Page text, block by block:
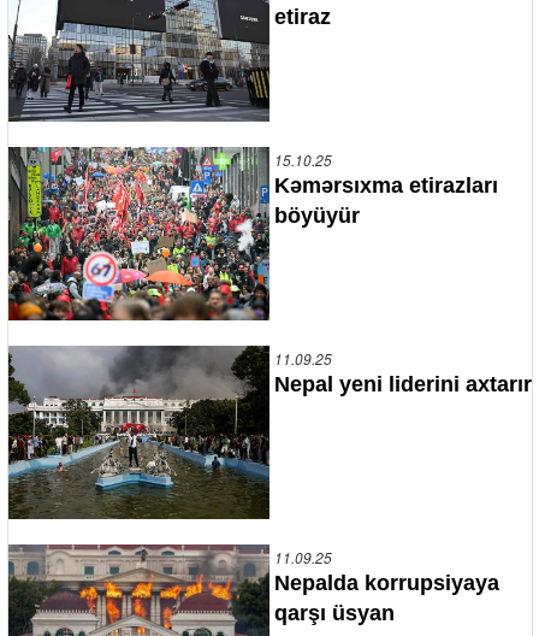
etiraz
15.10.25
Kəmərsıxma etirazları
böyüyür
11.09.25
Nepal yeni liderini axtarır
11.09.25
Nepalda korrupsiyaya
qarşı üsyan